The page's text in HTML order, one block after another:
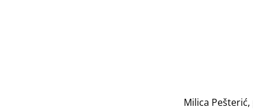
Milica Pešterić